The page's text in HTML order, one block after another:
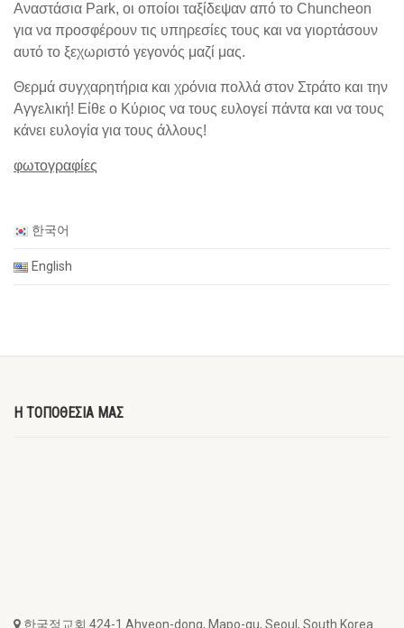
Αναστάσια Park, οι οποίοι ταξίδεψαν από το Chuncheon
για να προσφέρουν τις υπηρεσίες τους και να γιορτάσουν
αυτό το ξεχωριστό γεγονός μαζί μας.
Θερμά συγχαρητήρια και χρόνια πολλά στον Στράτο και την
Αγγελική! Είθε ο Κύριος να τους ευλογεί πάντα και να τους
κάνει ευλογία για τους άλλους!
φωτογραφίες
한국어
English
Η ΤΟΠΟΘΕΣΙΑ ΜΑΣ
한국정교회 424-1 Ahyeon-dong, Mapo-gu, Seoul, South Korea